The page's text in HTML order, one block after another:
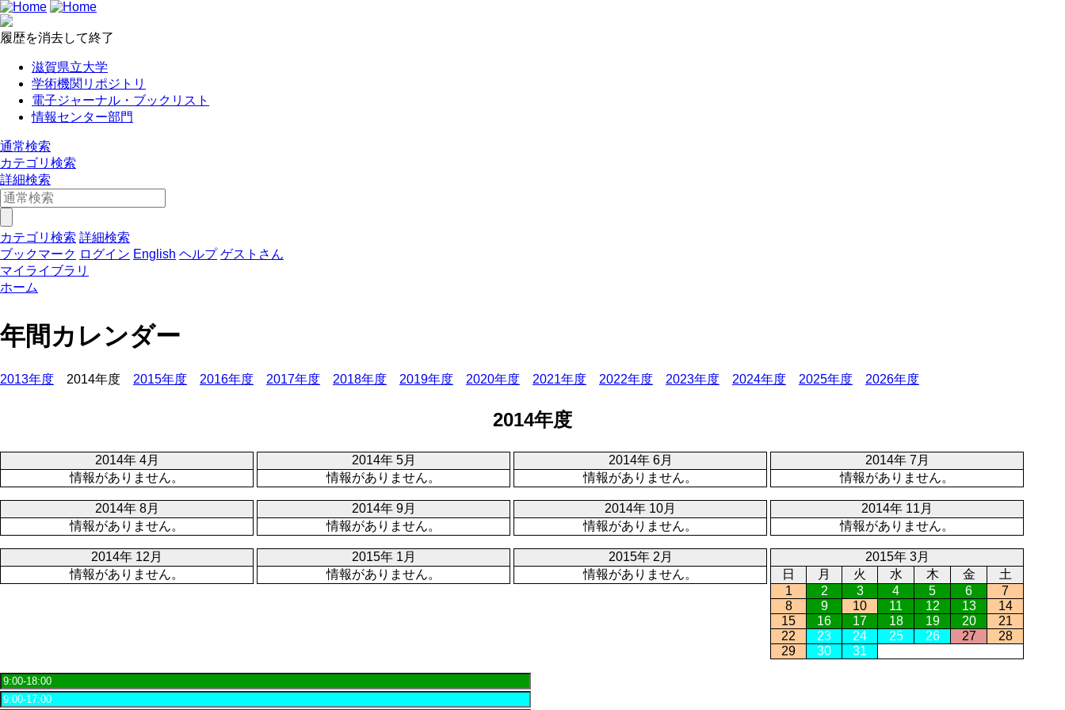
履歴を消去して終了
滋賀県立大学
学術機関リポジトリ
電子ジャーナル・ブックリスト
情報センター部門
通常検索
カテゴリ検索
詳細検索
カテゴリ検索 詳細検索
ブックマーク ログイン English ヘルプ ゲストさん
マイライブラリ
ホーム
年間カレンダー
2013年度 2014年度 2015年度 2016年度 2017年度 2018年度 2019年度 2020年度 2021年度 2022年度 2023年度 2024年度 2025年度 2026年度
2014年度
2014年 4月
情報がありません。
2014年 5月
情報がありません。
2014年 6月
情報がありません。
2014年 7月
情報がありません。
2014年 8月
情報がありません。
2014年 9月
情報がありません。
2014年 10月
情報がありません。
2014年 11月
情報がありません。
2014年 12月
情報がありません。
2015年 1月
情報がありません。
2015年 2月
情報がありません。
2015年 3月
日
月 火 水 木 金
土
1
2 3 4 5 6
7
8
9 10 11 12 13
14
15
16 17 18 19 20
21
22
23 24 25 26 27
28
29
30 31